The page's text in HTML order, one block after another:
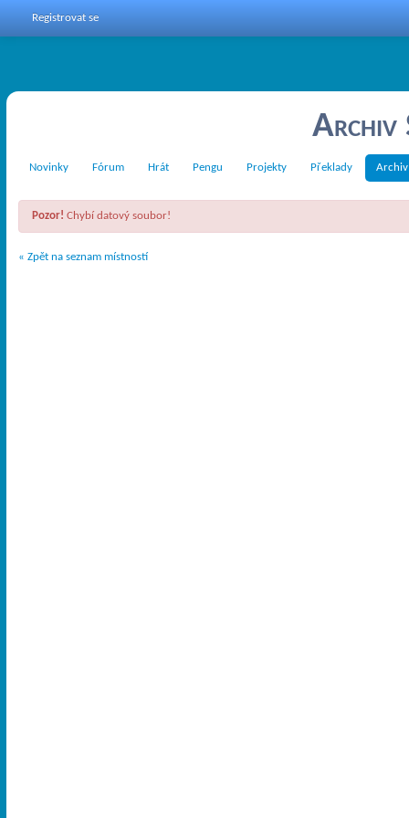
Registrovat se
Archiv
Novinky Fórum Hrát Pengu Projekty Překlady Archiv
Pozor! Chybí datový soubor!
« Zpět na seznam místností